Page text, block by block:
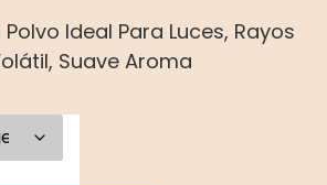
Ideal Para Luces, Rayos
Suave Aroma